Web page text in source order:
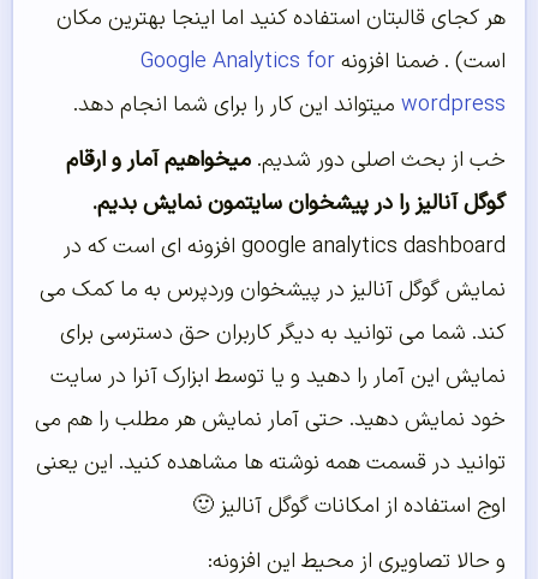
هر کجای قالبتان استفاده کنید اما اینجا بهترین مکان
است) . ضمنا افزونهGoogle Analytics for
wordpress میتواند این کار را برای شما انجام دهد.
خب از بحث اصلی دور شدیم. میخواهیم آمار و ارقام
گوگل آنالیز را در پیشخوان سایتمون نمایش بدیم.
google analytics dashboard افزونه ای است که در
نمایش گوگل آنالیز در پیشخوان وردپرس به ما کمک می
کند. شما می توانید به دیگر کاربران حق دسترسی برای
نمایش این آمار را دهید و یا توسط ابزارک آنرا در سایت
خود نمایش دهید. حتی آمار نمایش هر مطلب را هم می
توانید در قسمت همه نوشته ها مشاهده کنید. این یعنی
اوج استفاده از امکانات گوگل آنالیز 🙂
و حالا تصاویری از محیط این افزونه: